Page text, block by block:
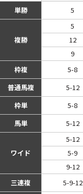
単勝
5
複勝
5
12
9
枠複
5-8
普通馬複
5-12
枠単
5-8
馬単
5-12
ワイド
5-12
5-9
9-12
三連複
5-9-12